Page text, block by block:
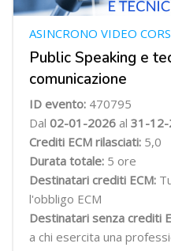
Public Speaking e
comunicazione
ASINCRONO VIDEO
ID evento: 470795
Dal 02-01-2026 al 31-
Crediti ECM rilasciati: 5,0
Durata totale: 5 ore
Destinatari crediti ECM:
l'obbligo ECM
Destinatari senza crediti
a chi esercita una